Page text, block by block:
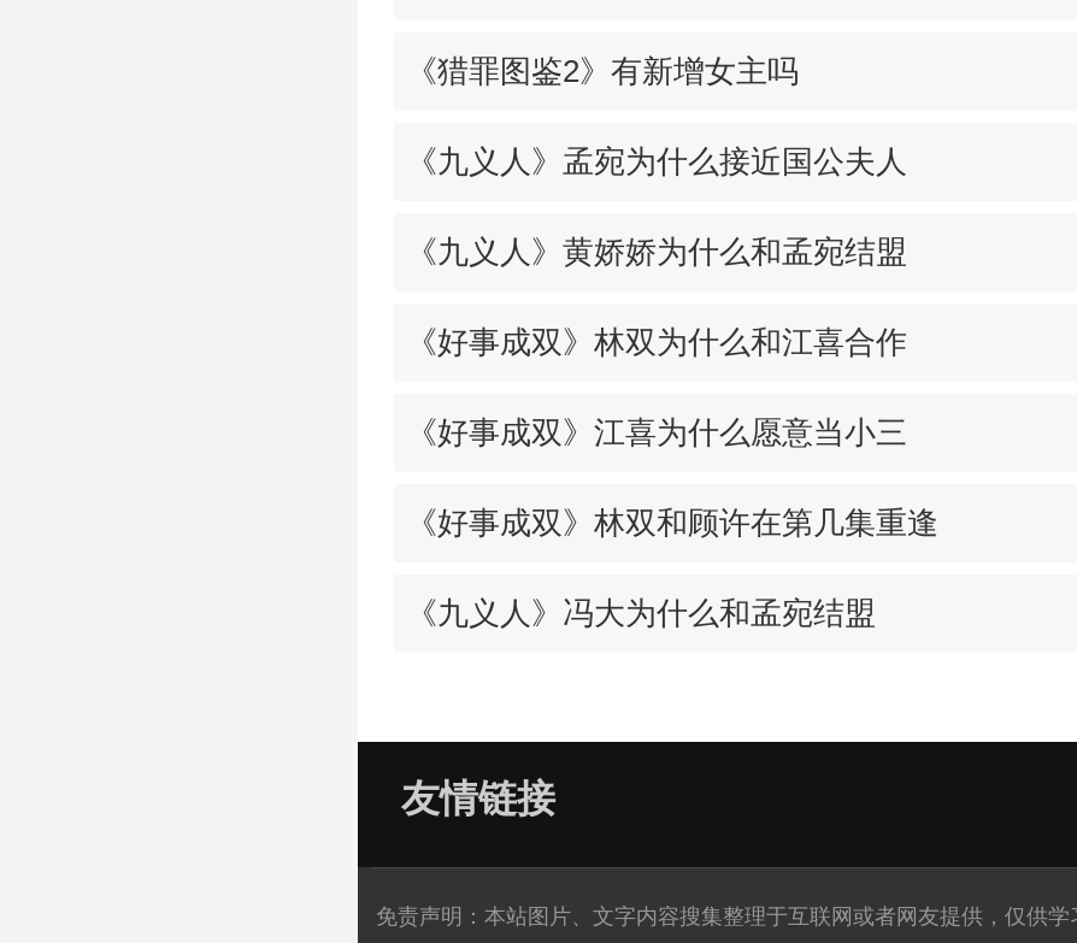
《猎罪图鉴2》有新增女主吗
《九义人》孟宛为什么接近国公夫人
《九义人》黄娇娇为什么和孟宛结盟
《好事成双》林双为什么和江喜合作
《好事成双》江喜为什么愿意当小三
《好事成双》林双和顾许在第几集重逢
《九义人》冯大为什么和孟宛结盟
友情链接
免责声明：本站图片、文字内容搜集整理于互联网或者网友提供，仅供学